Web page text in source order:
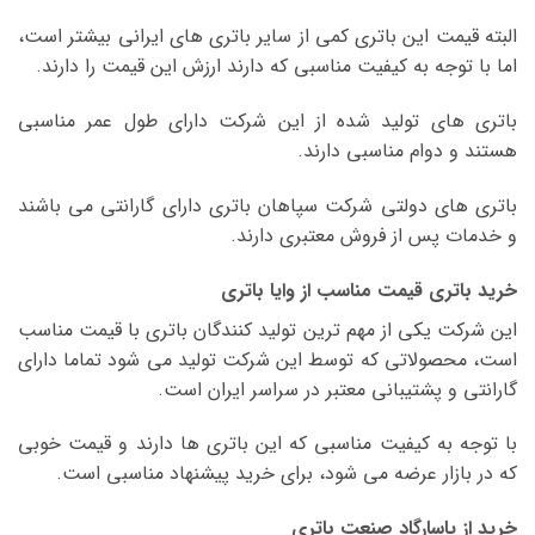
البته قیمت این باتری کمی از سایر باتری های ایرانی بیشتر است،
اما با توجه به کیفیت مناسبی که دارند ارزش این قیمت را دارند.
باتری های تولید شده از این شرکت دارای طول عمر مناسبی
هستند و دوام مناسبی دارند.
باتری های دولتی شرکت سپاهان باتری دارای گارانتی می باشند
و خدمات پس از فروش معتبری دارند.
خرید باتری قیمت مناسب از وایا باتری
این شرکت یکی از مهم ترین تولید کنندگان باتری با قیمت مناسب
است، محصولاتی که توسط این شرکت تولید می شود تماما دارای
گارانتی و پشتیبانی معتبر در سراسر ایران است.
با توجه به کیفیت مناسبی که این باتری ها دارند و قیمت خوبی
که در بازار عرضه می شود، برای خرید پیشنهاد مناسبی است.
خرید از پاسارگاد صنعت باتری